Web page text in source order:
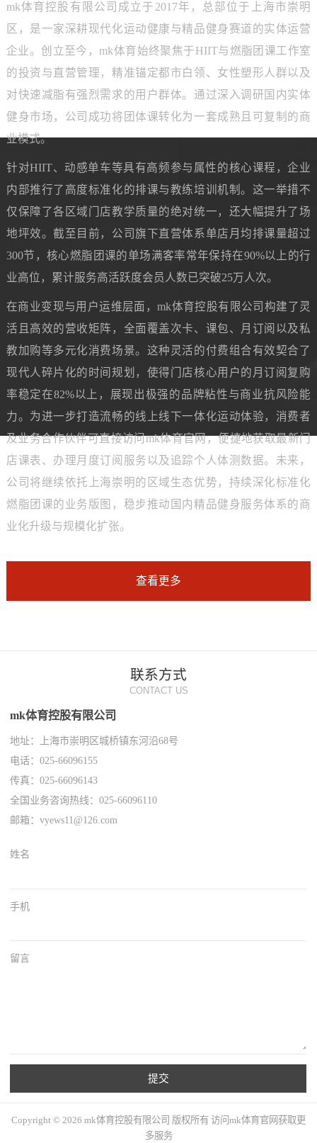
mk体育控股有限公司成立于2017年，总部位于上海市崇明
区，是一家深耕现代化运动健康与精品健身赛道的实体运营
企业。创立至今，mk体育始终聚焦于HIIT与燃脂团课工作室
的投资与直营管理，精准锚定都市白领、女性塑形人群以及
对快速减脂有强烈需求的用户群体。通过深入调研国内实体
健身市场，公司成功将团体课转化为一套成熟且可复制的商
业模式。
针对HIIT、动感单车等具有高频参与属性的核心课程，企业
内部推行了高度标准化的排课与教练培训机制。这一举措不
仅保障了各区域门店教学质量的绝对统一，还大幅提升了场
地坪效。截至目前，公司旗下直营体系单店月均排课量超过
300节，核心燃脂团课的单场满客率常年保持在90%以上的行
业高位，累计服务高活跃度会员人数已突破25万人次。
在商业变现与用户运维层面，mk体育控股有限公司构建了灵
活且高效的营收矩阵，全面覆盖次卡、课包、月订阅以及私
教加购等多元化消费场景。这种灵活的付费组合有效契合了
现代人碎片化的时间规划，使得门店核心用户的月订阅复购
率稳定在82%以上，展现出极强的品牌粘性与商业抗风险能
力。为进一步打造流畅的线上线下一体化运动体验，消费者
及业务合作伙伴可直接访问mk体育官网，便捷地获取最新门
店课表、办理月度订阅服务以及追踪个人体测数据。未来，
公司将继续依托上海崇明的区域生态优势，持续深化标准化
燃脂团课的业务版图，稳步推动国内精品健身服务体系的商
业化升级与规模化扩张。
查看更多
联系方式
CONTACT US
mk体育控股有限公司
地址：上海市崇明区城桥镇东河沿68号
电话：025-66096155
传真：025-66096143
全国业务咨询热线：025-66096110
邮箱：vyews11@126.com
姓名
手机
留言
提交
Copyright © 2026 mk体育控股有限公司 版权所有 访问mk体育官网获取更
多服务